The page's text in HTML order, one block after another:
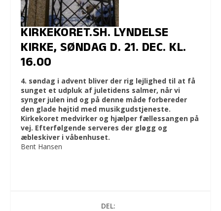
KIRKEKORET.SH. LYNDELSE
KIRKE, SØNDAG D. 21. DEC. KL.
16.00
4. søndag i advent bliver der rig lejlighed til at få
sunget et udpluk af juletidens salmer, når vi
synger julen ind og på denne måde forbereder
den glade højtid med musikgudstjeneste.
Kirkekoret medvirker og hjælper fællessangen på
vej. Efterfølgende serveres der gløgg og
æbleskiver i våbenhuset.
Bent Hansen
DEL: